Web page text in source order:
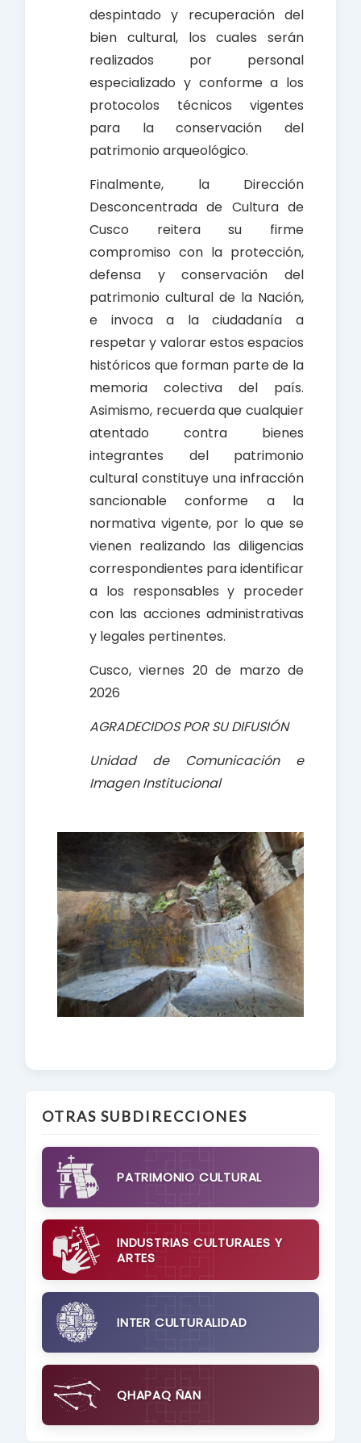
despintado y recuperación del
bien cultural, los cuales serán
realizados por personal
especializado y conforme a los
protocolos técnicos vigentes
para la conservación del
patrimonio arqueológico.
Finalmente, la Dirección
Desconcentrada de Cultura de
Cusco reitera su firme
compromiso con la protección,
defensa y conservación del
patrimonio cultural de la Nación,
e invoca a la ciudadanía a
respetar y valorar estos espacios
históricos que forman parte de la
memoria colectiva del país.
Asimismo, recuerda que cualquier
atentado contra bienes
integrantes del patrimonio
cultural constituye una infracción
sancionable conforme a la
normativa vigente, por lo que se
vienen realizando las diligencias
correspondientes para identificar
a los responsables y proceder
con las acciones administrativas
y legales pertinentes.
Cusco, viernes 20 de marzo de
2026
AGRADECIDOS POR SU DIFUSIÓN
Unidad de Comunicación e
Imagen Institucional
OTRAS SUBDIRECCIONES
PATRIMONIO CULTURAL
INDUSTRIAS CULTURALES Y
ARTES
INTER CULTURALIDAD
QHAPAQ ÑAN